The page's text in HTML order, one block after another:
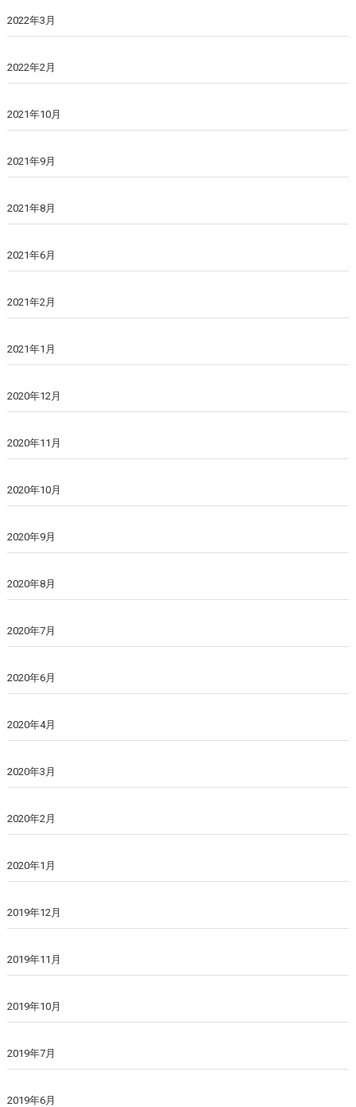
2022年3月
2022年2月
2021年10月
2021年9月
2021年8月
2021年6月
2021年2月
2021年1月
2020年12月
2020年11月
2020年10月
2020年9月
2020年8月
2020年7月
2020年6月
2020年4月
2020年3月
2020年2月
2020年1月
2019年12月
2019年11月
2019年10月
2019年7月
2019年6月